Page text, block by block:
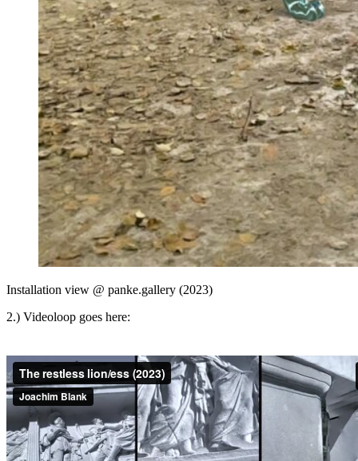
Installation view @ panke.gallery (2023)
2.) Videoloop goes here: